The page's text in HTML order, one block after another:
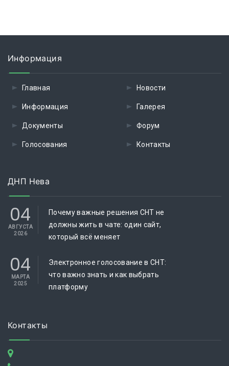
Информация
Главная
Информация
Документы
Голосования
Новости
Галерея
Форум
Контакты
ДНП Нева
04
АВГУСТА
2026
Почему важные решения СНТ не
должны жить в чате: один сайт,
который всё меняет
04
МАРТА
2025
Электронное голосование в СНТ:
что важно знать и как выбрать
платформу
Контакты